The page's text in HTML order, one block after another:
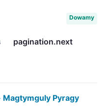
Dowamy
pagination.next
Magtymguly Pyragy